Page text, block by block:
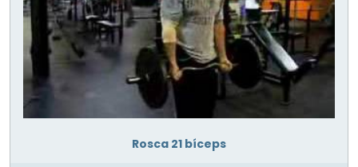
Rosca 21 bíceps